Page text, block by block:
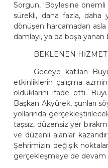
Sorgun, 'Böylesine önemli
sürekli, daha fazla, daha
dönüşen harcamadan
damlayı, ya da boşa
BEKLENEN
Geceye katılan
etkinliklerin çalışma
olduklarını ifade etti.
Başkan Akyürek, şunları
yollarında
taşsız, düzensiz yer
ve düzenli alanlar
Şehrimizin değişik
gerçekleşmeye de devam